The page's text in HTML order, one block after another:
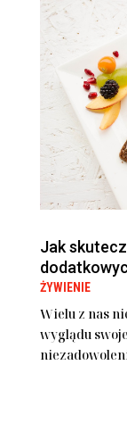
Jak
ŻYWIENIE
Wielu z nas
wyglądu